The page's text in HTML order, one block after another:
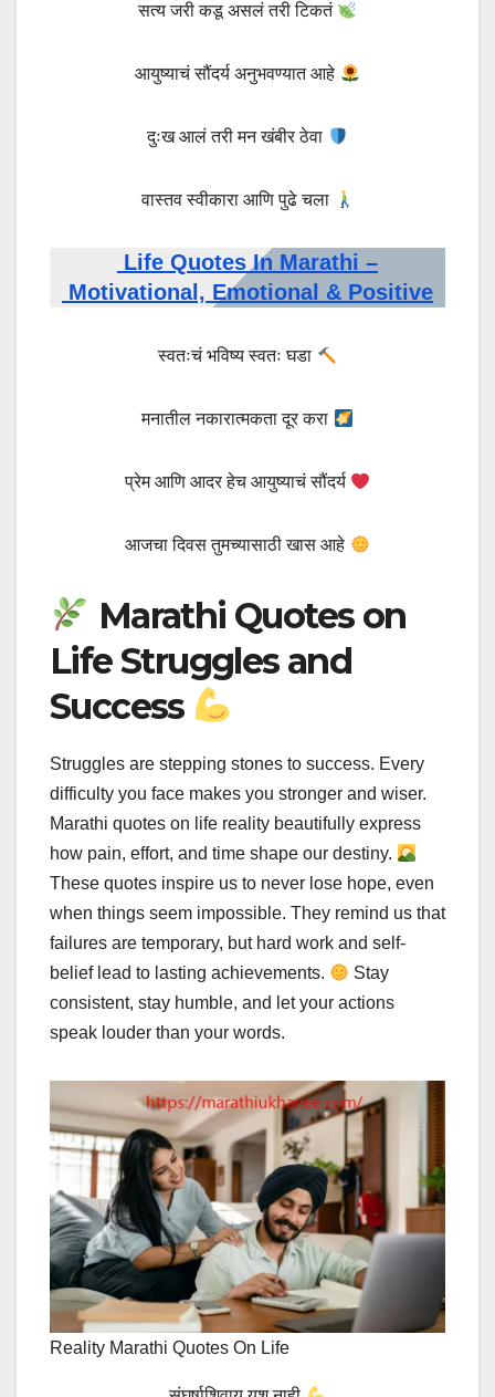
सत्य जरी कडू असलं तरी टिकतं
आयुष्याचं सौंदर्य अनुभवण्यात आहे
दुःख आलं तरी मन खंबीर ठेवा
वास्तव स्वीकारा आणि पुढे चला
Life Quotes In Marathi –
Motivational, Emotional & Positive
स्वतःचं भविष्य स्वतः घडा
मनातील नकारात्मकता दूर करा
प्रेम आणि आदर हेच आयुष्याचं सौंदर्य
आजचा दिवस तुमच्यासाठी खास आहे
Marathi Quotes on
Life Struggles and
Success
Struggles are stepping stones to success. Every
difficulty you face makes you stronger and wiser.
Marathi quotes on life reality beautifully express
how pain, effort, and time shape our destiny.
These quotes inspire us to never lose hope, even
when things seem impossible. They remind us that
failures are temporary, but hard work and self-
belief lead to lasting achievements.
Stay
consistent, stay humble, and let your actions
speak louder than your words.
Reality Marathi Quotes On Life